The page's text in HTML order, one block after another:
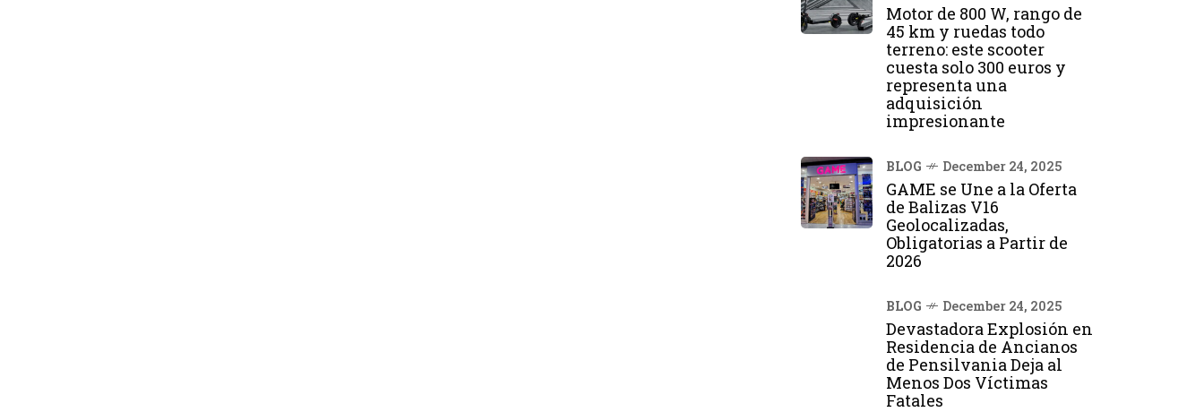
Motor de 800 W, rango de
45 km y ruedas todo
terreno: este scooter
cuesta solo 300 euros y
representa una
adquisición
impresionante
BLOG December 24, 2025
GAME se Une a la Oferta
de Balizas V16
Geolocalizadas,
Obligatorias a Partir de
2026
BLOG December 24, 2025
Devastadora Explosión en
Residencia de Ancianos
de Pensilvania Deja al
Menos Dos Víctimas
Fatales